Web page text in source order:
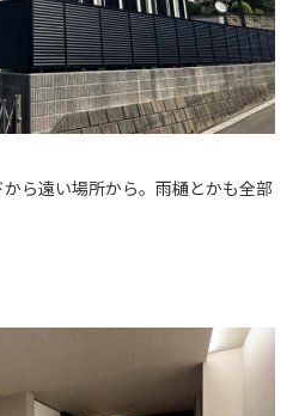
ら遠い場所から。雨樋とかも全部